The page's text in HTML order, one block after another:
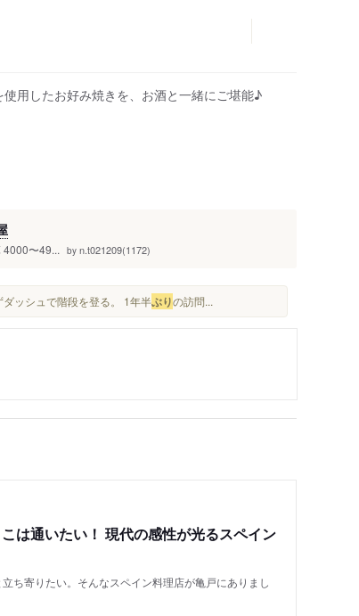
用したお好み焼きを、お酒と一緒にご堪能♪
4000〜49... by n.t021209(1172)
ッシュで階段を登る。 1年半ぶりの訪問...
は通いたい！ 現代の感性が光るスペイン
ち寄りたい。そんなスペイン料理店が亀戸にありまし